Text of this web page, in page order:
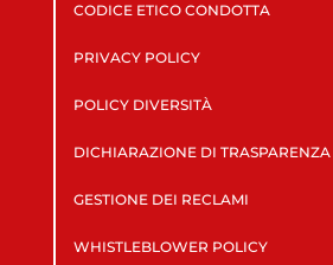
CODICE ETICO CONDOTTA
PRIVACY POLICY
POLICY DIVERSITÀ
DICHIARAZIONE DI TRASPARENZA
GESTIONE DEI RECLAMI
WHISTLEBLOWER POLICY